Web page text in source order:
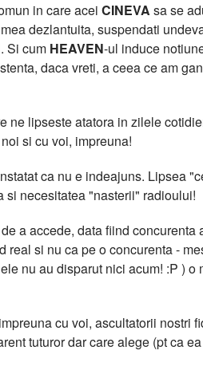
in care acei CINEVA sa se
dezlantuita, suspendati
. Si cum HEAVEN-ul induce
daca vreti, a ceea ce am
lipseste atatora in zilele
si cu voi, impreuna!
ca nu e indeajuns. Lipsea
si necesitatea "nasterii" radioului!
a accede, data fiind
si nu ca pe o concurenta -
nu au disparut nici acum! :P )
cu voi, ascultatorii nostri
tuturor dar care alege (pt ca